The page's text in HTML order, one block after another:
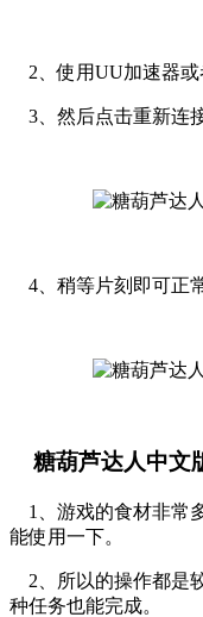
2、使用UU加速器或
3、然后点击重新连
4、稍等片刻即可正
糖葫芦达人中文
1、游戏的食材非常
能使用一下。
2、所以的操作都是
种任务也能完成。